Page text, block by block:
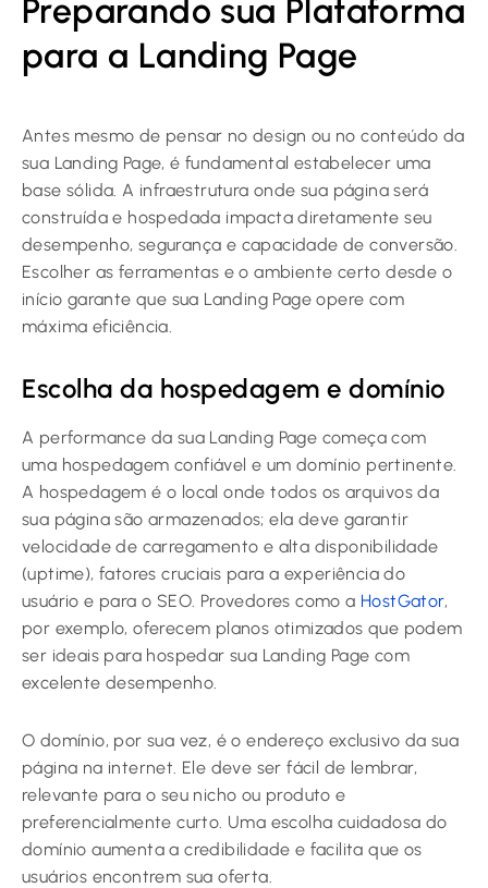
Preparando sua Plataforma
para a Landing Page
Antes mesmo de pensar no design ou no conteúdo da
sua Landing Page, é fundamental estabelecer uma
base sólida. A infraestrutura onde sua página será
construída e hospedada impacta diretamente seu
desempenho, segurança e capacidade de conversão.
Escolher as ferramentas e o ambiente certo desde o
início garante que sua Landing Page opere com
máxima eficiência.
Escolha da hospedagem e domínio
A performance da sua Landing Page começa com
uma hospedagem confiável e um domínio pertinente.
A hospedagem é o local onde todos os arquivos da
sua página são armazenados; ela deve garantir
velocidade de carregamento e alta disponibilidade
(uptime), fatores cruciais para a experiência do
usuário e para o SEO. Provedores como a HostGator,
por exemplo, oferecem planos otimizados que podem
ser ideais para hospedar sua Landing Page com
excelente desempenho.
O domínio, por sua vez, é o endereço exclusivo da sua
página na internet. Ele deve ser fácil de lembrar,
relevante para o seu nicho ou produto e
preferencialmente curto. Uma escolha cuidadosa do
domínio aumenta a credibilidade e facilita que os
usuários encontrem sua oferta.